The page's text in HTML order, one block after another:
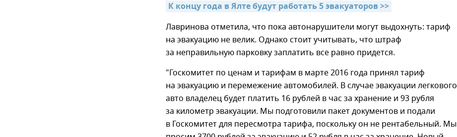
К концу года в Ялте будут работать 5 эвакуаторов >>
Лавринова отметила, что пока автонарушители могут выдохнуть: тариф
на эвакуацию не велик. Однако стоит учитывать, что штраф
за неправильную парковку заплатить все равно придется.
"Госкомитет по ценам и тарифам в марте 2016 года принял тариф
на эвакуацию и перемежение автомобилей. В случае эвакуации легкового
авто владелец будет платить 16 рублей в час за хранение и 93 рубля
за километр эвакуации. Мы подготовили пакет документов и подали
в Госкомитет для пересмотра тарифа, поскольку он не рентабельный. Мы